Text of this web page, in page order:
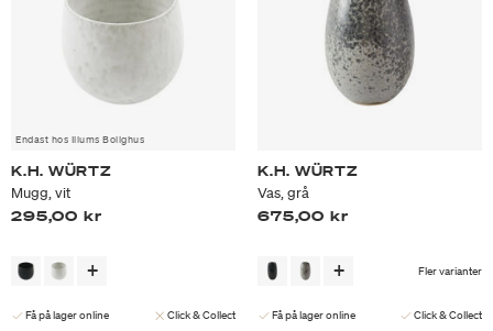
Endast hos Illums Bolighus
K.H. WÜRTZ
Mugg, vit
295,00 kr
Få på lager online Click & Collect
K.H. WÜRTZ
Vas, grå
675,00 kr
Fler varianter
Få på lager online Click & Collect